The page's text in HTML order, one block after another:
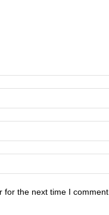
the next time I comment.